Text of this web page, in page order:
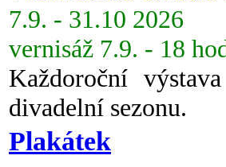
7.9. - 31.10 2026
vernisáž 7.9. - 18
Každoroční
divadelní sezonu.
Plakátek